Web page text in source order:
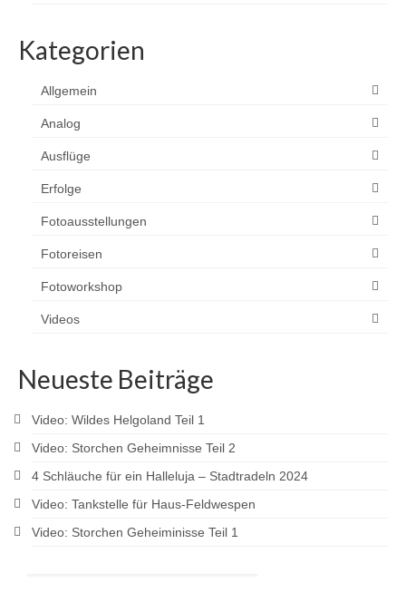
Kategorien
Allgemein
Analog
Ausflüge
Erfolge
Fotoausstellungen
Fotoreisen
Fotoworkshop
Videos
Neueste Beiträge
Video: Wildes Helgoland Teil 1
Video: Storchen Geheimnisse Teil 2
4 Schläuche für ein Halleluja – Stadtradeln 2024
Video: Tankstelle für Haus-Feldwespen
Video: Storchen Geheiminisse Teil 1